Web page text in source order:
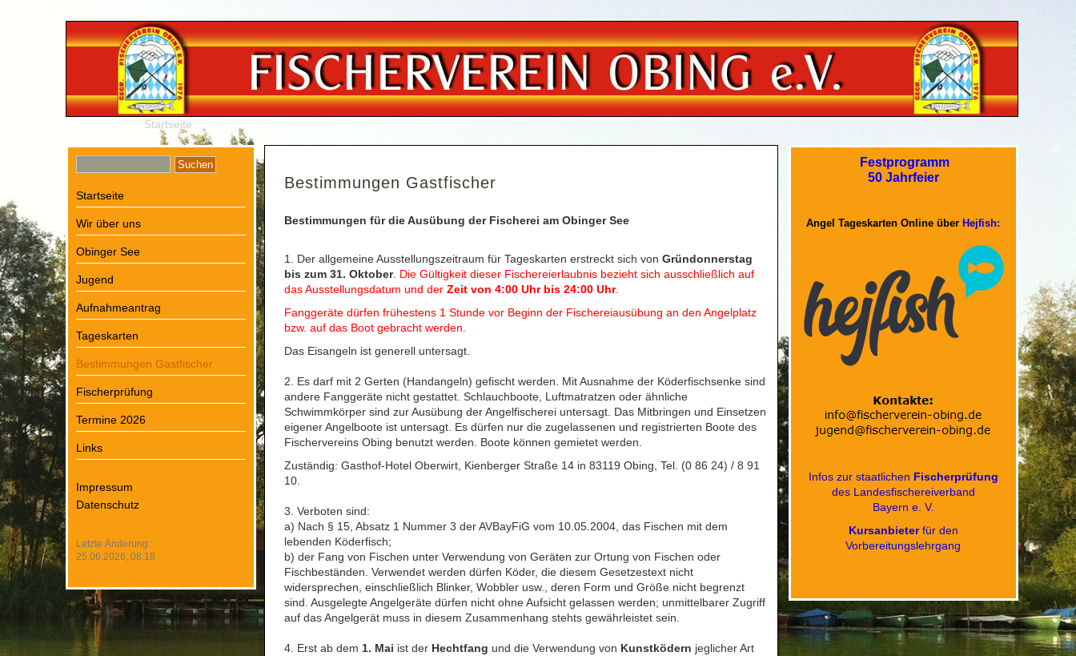
Startseite
Startseite
Wir über uns
Obinger See
Jugend
Aufnahmeantrag
Tageskarten
Bestimmungen Gastfischer
Fischerprüfung
Termine 2026
Links
Impressum
Datenschutz
Letzte Änderung:
25.06.2026, 08:18
Bestimmungen Gastfischer
Bestimmungen für die Ausübung der Fischerei am Obinger See
1. Der allgemeine Ausstellungszeitraum für Tageskarten erstreckt sich von Gründonnerstag
bis zum 31. Oktober. Die Gültigkeit dieser Fischereierlaubnis bezieht sich ausschließlich auf
das Ausstellungsdatum und der Zeit von 4:00 Uhr bis 24:00 Uhr.
Fanggeräte dürfen frühestens 1 Stunde vor Beginn der Fischereiausübung an den Angelplatz
bzw. auf das Boot gebracht werden.
Das Eisangeln ist generell untersagt.
2. Es darf mit 2 Gerten (Handangeln) gefischt werden. Mit Ausnahme der Köderfischsenke sind
andere Fanggeräte nicht gestattet. Schlauchboote, Luftmatratzen oder ähnliche
Schwimmkörper sind zur Ausübung der Angelfischerei untersagt. Das Mitbringen und Einsetzen
eigener Angelboote ist untersagt. Es dürfen nur die zugelassenen und registrierten Boote des
Fischervereins Obing benutzt werden. Boote können gemietet werden.
Zuständig: Gasthof-Hotel Oberwirt, Kienberger Straße 14 in 83119 Obing, Tel. (0 86 24) / 8 91
10.
3. Verboten sind:
a) Nach § 15, Absatz 1 Nummer 3 der AVBayFiG vom 10.05.2004, das Fischen mit dem
lebenden Köderfisch;
b) der Fang von Fischen unter Verwendung von Geräten zur Ortung von Fischen oder
Fischbeständen. Verwendet werden dürfen Köder, die diesem Gesetzestext nicht
widersprechen, einschließlich Blinker, Wobbler usw., deren Form und Größe nicht begrenzt
sind. Ausgelegte Angelgeräte dürfen nicht ohne Aufsicht gelassen werden; unmittelbarer Zugriff
auf das Angelgerät muss in diesem Zusammenhang stehts gewährleistet sein.
4. Erst ab dem 1. Mai ist der Hechtfang und die Verwendung von Kunstködern jeglicher Art
Festprogramm
50 Jahrfeier
Angel Tageskarten Online über Hejfish:
Infos zur staatlichen Fischerprüfung
des Landesfischereiverband
Bayern e. V.
Kursanbieterfür den
Vorbereitungslehrgang